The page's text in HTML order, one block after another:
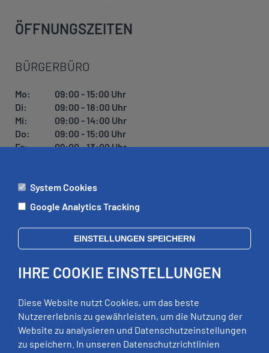
ÖFFNUNGSZEITEN
BÜRGERBÜRO
Mo:
09:00 - 15:00 Uhr
Di:
09:00 - 18:00 Uhr
Mi:
09:00 - 14:00 Uhr
Do:
09:00 - 15:00 Uhr
Fr:
09:00 - 13:00 Uhr
ÄMTER
Di:
09:00 - 12:00 Uhr, 13:00 - 18:00 Uhr
Mi:
geschlossen
Fr:
09:00 - 12:00 Uhr
RECHTLICHES
System Cookies
Google Analytics Tracking
EINSTELLUNGEN SPEICHERN
IHRE COOKIE EINSTELLUNGEN
Diese Website nutzt Cookies, um das beste
Nutzererlebnis zu gewährleisten, um die Nutzung der
Website zu analysieren und Datenschutzeinstellungen
zu speichern. In unseren Datenschutzrichtlinien